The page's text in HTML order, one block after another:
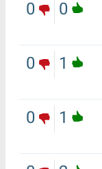
0
0
1
0
1
0